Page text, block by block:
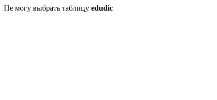
Не могу выбрать таблицу edudic